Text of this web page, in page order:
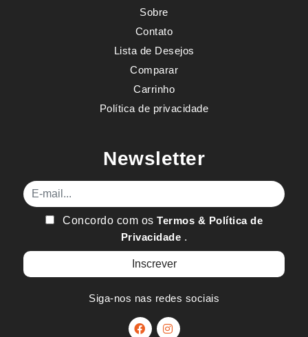
Sobre
Contato
Lista de Desejos
Comparar
Carrinho
Política de privacidade
Newsletter
E-mail
Concordo com osTermos & Política de
Privacidade .
Siga-nos nas redes sociais